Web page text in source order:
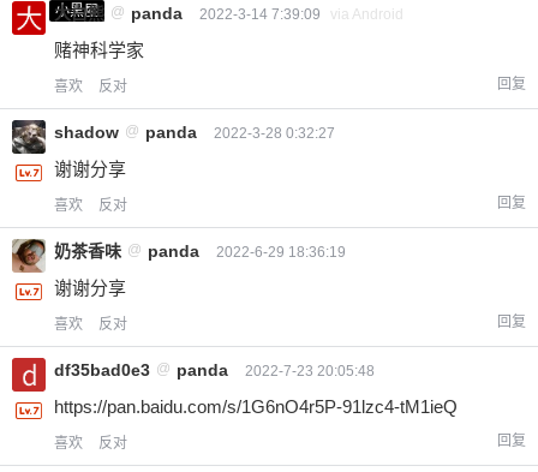
小黑屋
大白熊 @ panda 2022-3-14 7:39:09 via Android
赌神科学家
喜欢 反对 回复
shadow @ panda 2022-3-28 0:32:27
谢谢分享
喜欢 反对 回复
奶茶香味 @ panda 2022-6-29 18:36:19
谢谢分享
喜欢 反对 回复
df35bad0e3 @ panda 2022-7-23 20:05:48
https://pan.baidu.com/s/1G6nO4r5P-91lzc4-tM1ieQ
喜欢 反对 回复